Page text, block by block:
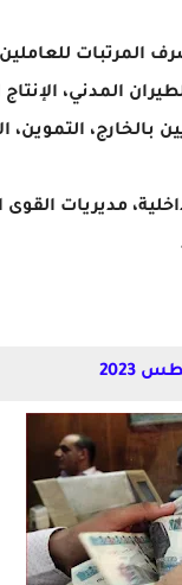
2023 يوم الخميس 24 أغسطس 2023
المدني،
بالخارج، التموين،
مديريات